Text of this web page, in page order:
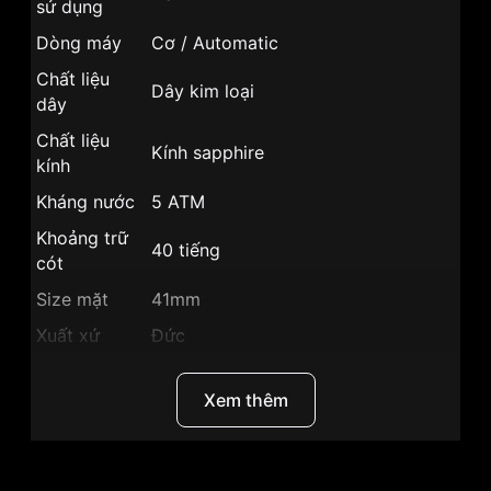
sử dụng
Dòng máy
Cơ / Automatic
Chất liệu
dây
Dây kim loại
Chất liệu
kính
Kính sapphire
Kháng nước
5 ATM
Khoảng trữ
cót
40 tiếng
Size mặt
41mm
Xuất xứ
Đức
Vỏ Thép không gỉ mạ vàng PVD
Mặt trònXem thêm